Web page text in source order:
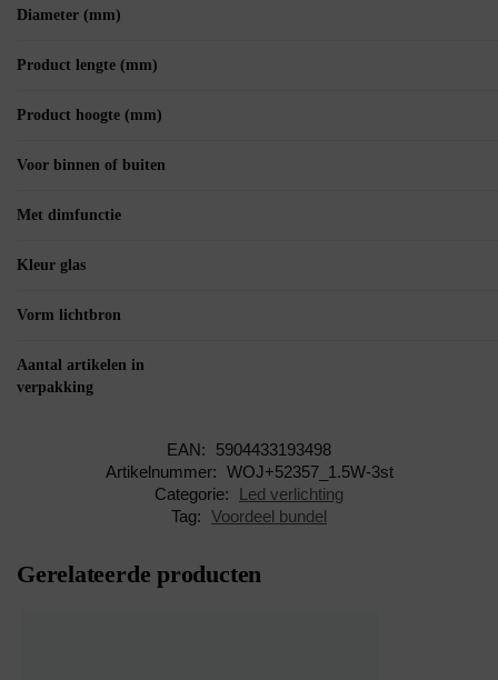
Diameter (mm)
Product lengte (mm)
Product hoogte (mm)
Voor binnen of buiten
Met dimfunctie
Kleur glas
Vorm lichtbron
Aantal artikelen in
verpakking
EAN:
5904433193498
Artikelnummer: WOJ+52357_1.5W-3st
Categorie:
Led verlichting
Tag: Voordeel bundel
Gerelateerde producten